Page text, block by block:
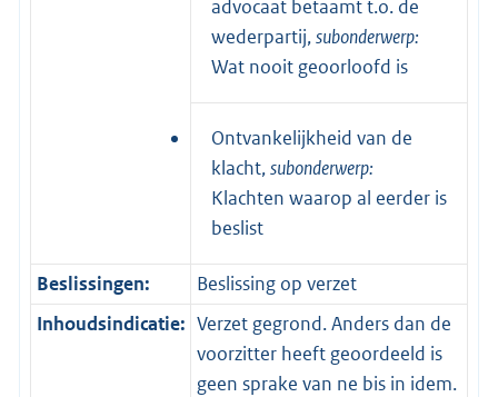
advocaat betaamt t.o. de
wederpartij,subonderwerp:
Wat nooit geoorloofd is
Ontvankelijkheid van de
klacht,subonderwerp:
Klachten waarop al eerder is
beslist
Beslissingen:
Beslissing op verzet
Inhoudsindicatie: Verzet gegrond. Anders dan de
voorzitter heeft geoordeeld is
geen sprake van ne bis in idem.